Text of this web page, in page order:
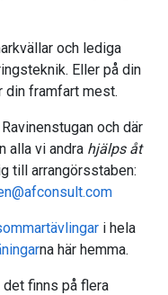
och lediga
Eller på din
din framfart mest.
och där
alla vi andra hjälps åt
till arrangörsstaben:
i hela
na här hemma.
det finns på flera